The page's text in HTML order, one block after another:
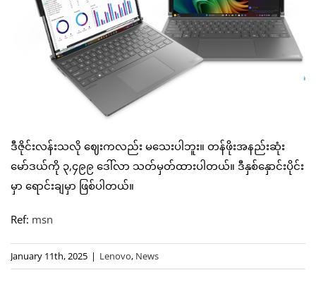
ဒီဇိုင်းလန်းသလို ဈေးကလည်း မသေးပါဘူး။ တန်ဖိုးအနည်းဆုံး
မော်ဒယ်ကို ၃,၄၉၉ ဒေါ်လာ သတ်မှတ်ထားပါတယ်။ ဒီနှစ်နှောင်းပိုင်း
မှာ ရောင်းချမှာ ဖြစ်ပါတယ်။
Ref: msn
January 11th, 2025 | Lenovo, News